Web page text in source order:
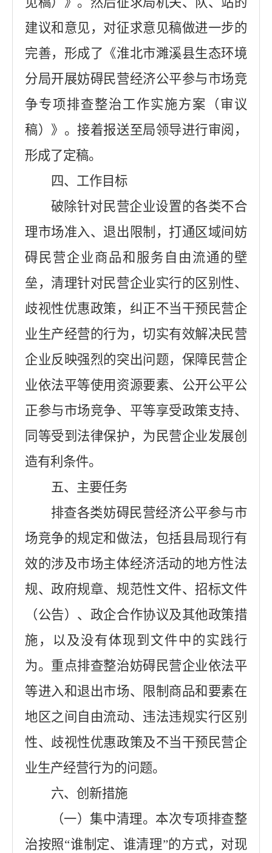
建议和意见，对征求意见稿做进一步的
完善，形成了《淮北市濉溪县生态环境
分局开展妨碍民营经济公平参与市场竞
争专项排查整治工作实施方案（审议
稿）》。接着报送至局领导进行审阅，
形成了定稿。
四、工作目标
破除针对民营企业设置的各类不合
理市场准入、退出限制，打通区域间妨
碍民营企业商品和服务自由流通的壁
垒，清理针对民营企业实行的区别性、
歧视性优惠政策，纠正不当干预民营企
业生产经营的行为，切实有效解决民营
企业反映强烈的突出问题，保障民营企
业依法平等使用资源要素、公开公平公
正参与市场竞争、平等享受政策支持、
同等受到法律保护，为民营企业发展创
造有利条件。
五、主要任务
排查各类妨碍民营经济公平参与市
场竞争的规定和做法，包括县局现行有
效的涉及市场主体经济活动的地方性法
规、政府规章、规范性文件、招标文件
（公告）、政企合作协议及其他政策措
施，以及没有体现到文件中的实践行
为。重点排查整治妨碍民营企业依法平
等进入和退出市场、限制商品和要素在
地区之间自由流动、违法违规实行区别
性、歧视性优惠政策及不当干预民营企
业生产经营行为的问题。
六、创新措施
（一）集中清理。本次专项排查整
治按照“谁制定、谁清理”的方式，对现